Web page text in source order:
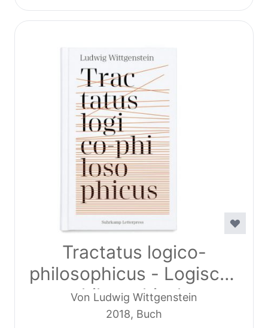
Tractatus logico-
philosophicus - Logisch-
philosophische
Abhandlung
Von Ludwig Wittgenstein
2018, Buch